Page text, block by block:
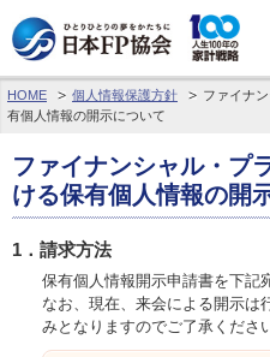
わたしたちのくらしとお金
FPに相談する
FP資格取得を目指す
FP技能検定
個人会員の皆様へ
HOME 個人情報保護方針
ファイナ
有個人情報の開示について
ファイナンシャル・プ
ける保有個人情報の開
1．請求方法
保有個人情報開示申請書を下記
なお、現在、来会による開示は
みとなりますのでご了承くださ